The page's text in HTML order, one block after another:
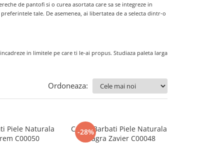
de pantofi si o curea asortata care sa se integreze in
tale. De asemenea, ai libertatea de a selecta dintr-o
in limitele pe care ti le-ai propus. Studiaza paleta larga
Ordoneaza:
Piele Naturala
C00050
-28%
Curea Barbati Piele Naturala
Neagra Zavier C00048